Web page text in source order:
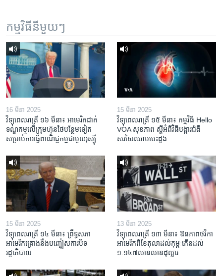
កម្មវិធី​នីមួយៗ
16 មីនា 2025
វិទ្យុពេលរាត្រី ១៦ មីនា៖ អាមេរិក​ដាក់​
ទណ្ឌកម្ម​លើ​ក្រុមហ៊ុន​ថៃ​បន្ថែម​ទៀត​
សម្រាប់​ការ​ធ្វើ​ពាណិជ្ជកម្ម​ជាមួយ​រុស្ស៊ី
15 មីនា 2025
វិទ្យុពេលរាត្រី ១៥ មីនា៖ កម្មវិធី ​Hello
VOA សុខភាព ស្ដី​អំពី​វិធី​បង្ការ​ជំងឺ​
សរសៃ​ឈាម​បេះដូង
15 មីនា 2025
វិទ្យុពេលរាត្រី ១៤ មីនា៖ ព្រឹទ្ធសភា
អាមេរិកគ្រោងនឹងបញ្ចៀសការបិទ
រដ្ឋាភិបាល
13 មីនា 2025
វិទ្យុពេលរាត្រី ១៣ មីនា៖ ឱនភាព​ថវិកា​
អាមេរិក​ពី​ខែ​តុលា​ដល់​កុម្ភៈ​កើន​ដល់​
១.១៤៧​លានលាន​ដុល្លារ